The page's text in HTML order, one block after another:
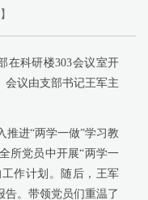
】
在科研楼303会议室开
会议由支部书记王军主
推进“两学一做”学习教
所党员中开展“两学一
作计划。随后，王军
告。带领党员们重温了